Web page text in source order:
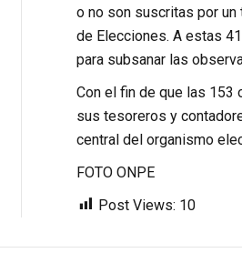
o no son suscritas por
de Elecciones. A estas
para subsanar las
Con el fin de que las 153
sus tesoreros y
central del organismo
FOTO ONPE
Post Views: 10